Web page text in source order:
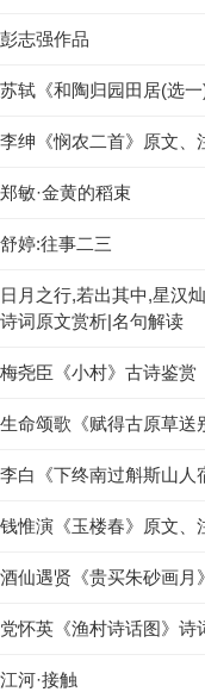
彭志强作品
苏轼《和陶归园田居(选
李绅《悯农二首》原文、
郑敏·金黄的稻束
舒婷:往事二三
日月之行,若出其中,星汉
诗词原文赏析|名句解读
梅尧臣《小村》古诗鉴赏
生命颂歌《赋得古原草送
李白《下终南过斛斯山人
钱惟演《玉楼春》原文、
酒仙遇贤《贵买朱砂画月
党怀英《渔村诗话图》诗
江河·接触